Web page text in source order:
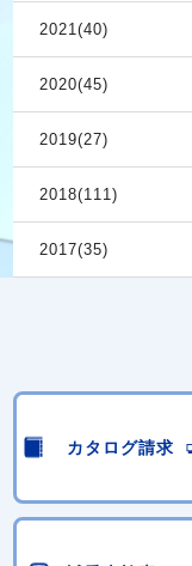
2021(40)
2020(45)
2019(27)
2018(111)
2017(35)
カタログ請求